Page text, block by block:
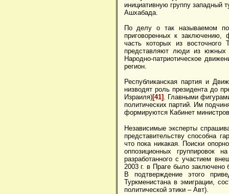
инициативную группу западный
Ашхабада.
По делу о так называемом
приговоренных к заключению,
часть которых из восточного
представляют люди из южных
Народно-патриотическое
регион.
Республиканская партия и
низводят роль президента до
Израиля)[41] . Главными
политических партий. Им
формируются Кабинет министров
Независимые эксперты
представительству способна
что пока никакая. Поиски
оппозиционных группировок
разработанного с участием
2003 г. в Праге было заключено
В подтверждение этого
Туркменистана в эмиграции,
политической этики – Авт).